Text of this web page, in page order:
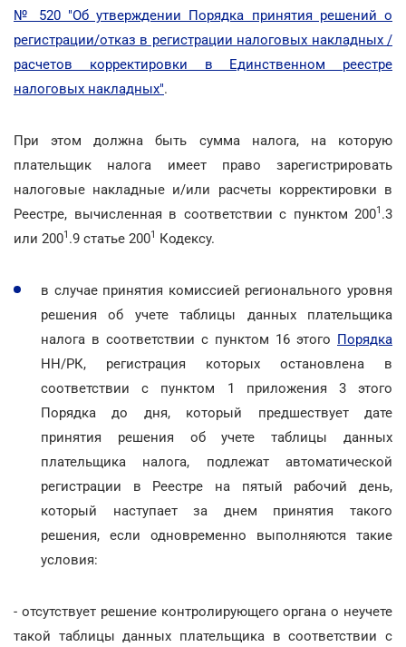
№ 520 "Об утверждении Порядка принятия решений о
регистрации/отказ в регистрации налоговых накладных /
расчетов корректировки в Единственном реестре
налоговых накладных".
При этом должна быть сумма налога, на которую
плательщик налога имеет право зарегистрировать
налоговые накладные и/или расчеты корректировки в
Реестре, вычисленная в соответствии с пунктом 2001 .3
или 2001 .9 статье 2001 Кодексу.
в случае принятия комиссией регионального уровня
решения об учете таблицы данных плательщика
налога в соответствии с пунктом 16 этого Порядка
НН/РК, регистрация которых остановлена в
соответствии с пунктом 1 приложения 3 этого
Порядка до дня, который предшествует дате
принятия решения об учете таблицы данных
плательщика налога, подлежат автоматической
регистрации в Реестре на пятый рабочий день,
который наступает за днем принятия такого
решения, если одновременно выполняются такие
условия:
- отсутствует решение контролирующего органа о неучете
такой таблицы данных плательщика в соответствии с